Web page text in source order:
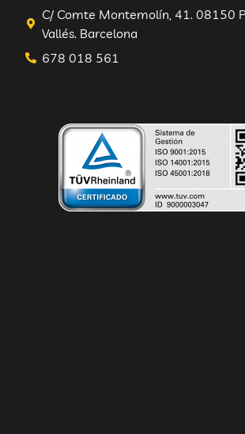
C/ Comte Montemolín, 41. 08150
Vallés. Barcelona
678 018 561